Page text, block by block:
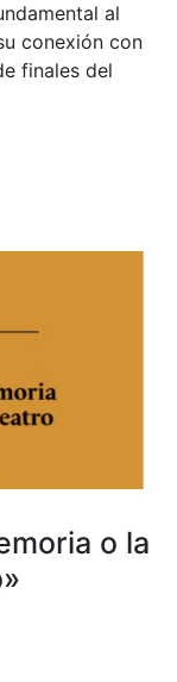
al
conexión con
finales del
o la